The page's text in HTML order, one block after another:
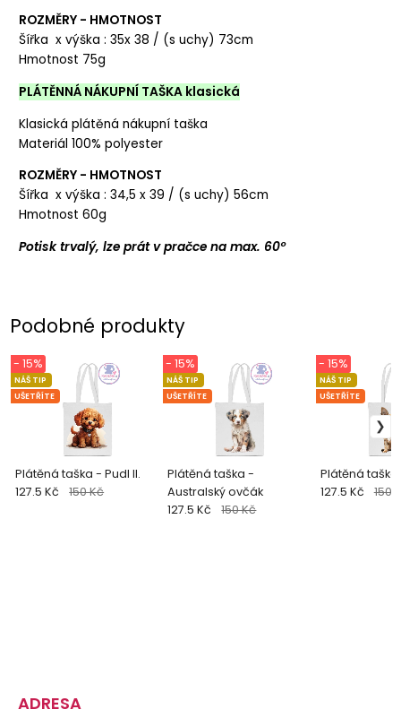
ROZMĚRY - HMOTNOST
Šířka x výška : 35x 38 / (s uchy) 73cm
Hmotnost 75g
PLÁTĚNNÁ NÁKUPNÍ TAŠKA klasická
Klasická plátěná nákupní taška
Materiál 100% polyester
ROZMĚRY - HMOTNOST
Šířka x výška : 34,5 x 39 / (s uchy) 56cm
Hmotnost 60g
Potisk trvalý, lze prát v pračce na max. 60°
Podobné produkty
Plátěná taška - Pudl II.
NÁŠ TIP
UŠETŘÍTE
- 15%
127.5 Kč 150 Kč
Plátěná taška -
Australský ovčák
NÁŠ TIP
UŠETŘÍTE
- 15%
127.5 Kč 150 Kč
Plátěná
NÁŠ TIP
UŠETŘÍTE
- 15%
127.5 Kč 150
ADRESA